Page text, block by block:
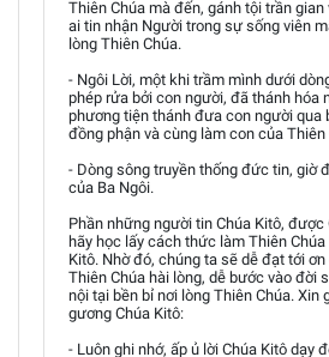
Thiên Chúa mà đến, gánh tội trần
ai tin nhận Người trong sự sống viên
lòng Thiên Chúa.
- Ngôi Lời, một khi trầm mình dưới
phép rửa bởi con người, đã thánh hóa
phương tiện thánh đưa con người qua
đồng phận và cùng làm con của Thiên
- Dòng sông truyền thống đức tin, giờ
của Ba Ngôi.
Phần những người tin Chúa Kitô, được
hãy học lấy cách thức làm Thiên
Kitô. Nhờ đó, chúng ta sẽ dễ đạt tới
Thiên Chúa hài lòng, dễ bước vào đời
nội tại bền bỉ nơi lòng Thiên Chúa. Xin
gương Chúa Kitô:
- Luôn ghi nhớ, ấp ủ lời Chúa Kitô dạy